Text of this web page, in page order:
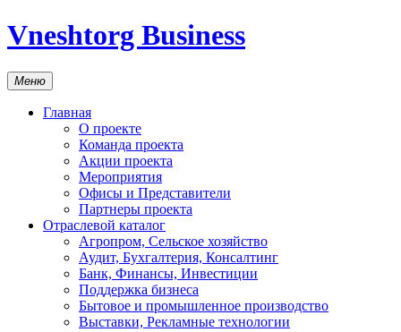
Vneshtorg Business
Меню
Главная
О проекте
Команда проекта
Акции проекта
Мероприятия
Офисы и Представители
Партнеры проекта
Отраслевой каталог
Агропром, Сельское хозяйство
Аудит, Бухгалтерия, Консалтинг
Банк, Финансы, Инвестиции
Поддержка бизнеса
Бытовое и промышленное производство
Выставки, Рекламные технологии